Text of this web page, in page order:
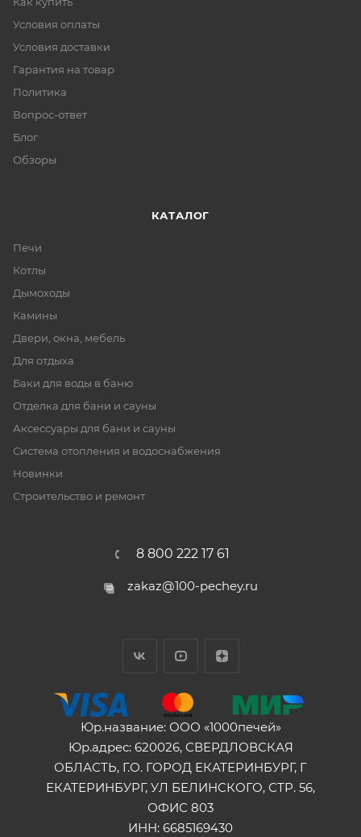
Условия оплаты
Условия доставки
Гарантия на товар
Политика
Вопрос-ответ
Блог
Обзоры
КАТАЛОГ
Печи
Котлы
Дымоходы
Камины
Двери, окна, мебель
Для отдыха
Баки для воды в баню
Отделка для бани и сауны
Аксессуары для бани и сауны
Система отопления и водоснабжения
Новинки
Строительство и ремонт
8 800 222 17 61
zakaz@100-pechey.ru
Юр.название: ООО «1000печей»
Юр.адрес: 620026, СВЕРДЛОВСКАЯ
ОБЛАСТЬ, Г.О. ГОРОД ЕКАТЕРИНБУРГ, Г
ЕКАТЕРИНБУРГ, УЛ БЕЛИНСКОГО, СТР. 56,
ОФИС 803
ИНН: 6685169430